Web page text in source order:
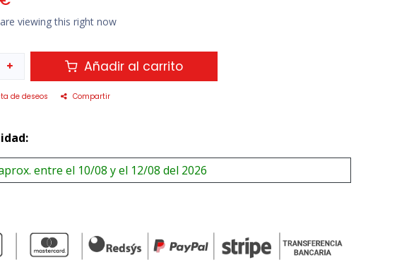
viewing this right now
Añadir al carrito
de deseos Compartir
entre el 10/08 y el 12/08 del 2026